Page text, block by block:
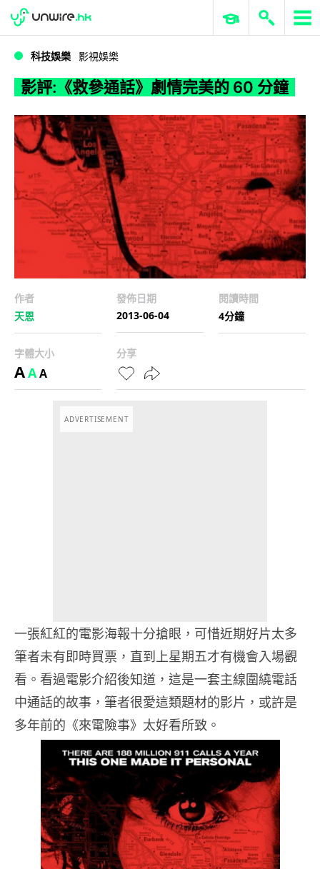
影評:《救參通話》劇情完美的 60 分鐘
WWDC 2026 ERP 與商業 AI
科技娛樂 影視娛樂
影評:《救參通話》劇情完美的 60 分鐘
作者
天恩
發佈日期
2013-06-04
閱讀時間
4分鐘
字體大小
AAA
分享
ADVERTISEMENT
一張紅紅的電影海報十分搶眼，可惜近期好片太多
筆者未有即時買票，直到上星期五才有機會入場觀
看。看過電影介紹後知道，這是一套主線圍繞電話
中通話的故事，筆者很愛這類題材的影片，或許是
多年前的《來電險事》太好看所致。